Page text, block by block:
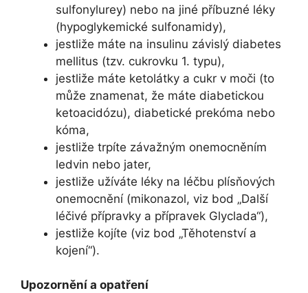
sulfonylurey) nebo na jiné příbuzné léky
(hypoglykemické sulfonamidy),
jestliže máte na insulinu závislý diabetes
mellitus (tzv. cukrovku 1. typu),
jestliže máte ketolátky a cukr v moči (to
může znamenat, že máte diabetickou
ketoacidózu), diabetické prekóma nebo
kóma,
jestliže trpíte závažným onemocněním
ledvin nebo jater,
jestliže užíváte léky na léčbu plísňových
onemocnění (mikonazol, viz bod „Další
léčivé přípravky a přípravek Glyclada“),
jestliže kojíte (viz bod „Těhotenství a
kojení“).
Upozornění a opatření